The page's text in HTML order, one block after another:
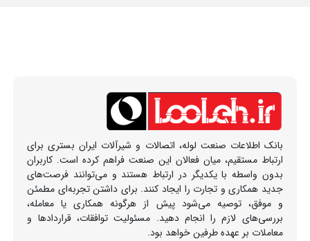
بانک اطلاعات صنعت لوله، اتصالات و شیرآلات ایران بستری برای
ارتباط مستقیم، میان فعالان این صنعت فراهم کرده است. کاربران
بدون واسطه با یکدیگر در ارتباط هستند و می‌توانند فرصت‌های
جدید همکاری و تجارت را ایجاد کنند. برای داشتن تجربه‌ای مطمئن
و موفق، توصیه می‌شود پیش از هرگونه همکاری یا معامله،
بررسی‌های لازم را انجام دهید. مسئولیت توافقات، قراردادها و
معاملات بر عهده طرفین خواهد بود.